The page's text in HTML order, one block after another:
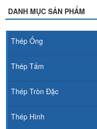
DANH MỤC SẢN PHẨM
Thép Ống
Thép Tấm
Thép Tròn Đặc
Thép Hình